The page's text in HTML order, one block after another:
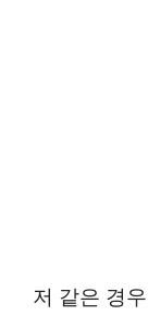
저 같은 경